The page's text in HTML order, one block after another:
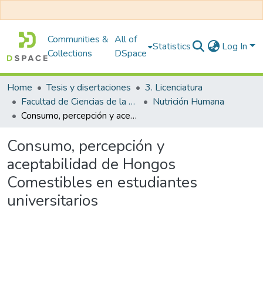
Communities &
Collections
All of
DSpace
Statistics Log In
Home Tesis y disertaciones
3. Licenciatura
Facultad de Ciencias de la Salud
Nutrición Humana
Consumo, percepción y aceptabilidad de Hongos Comestibles en estudiantes universitarios
Consumo, percepción y
aceptabilidad de Hongos
Comestibles en estudiantes
universitarios